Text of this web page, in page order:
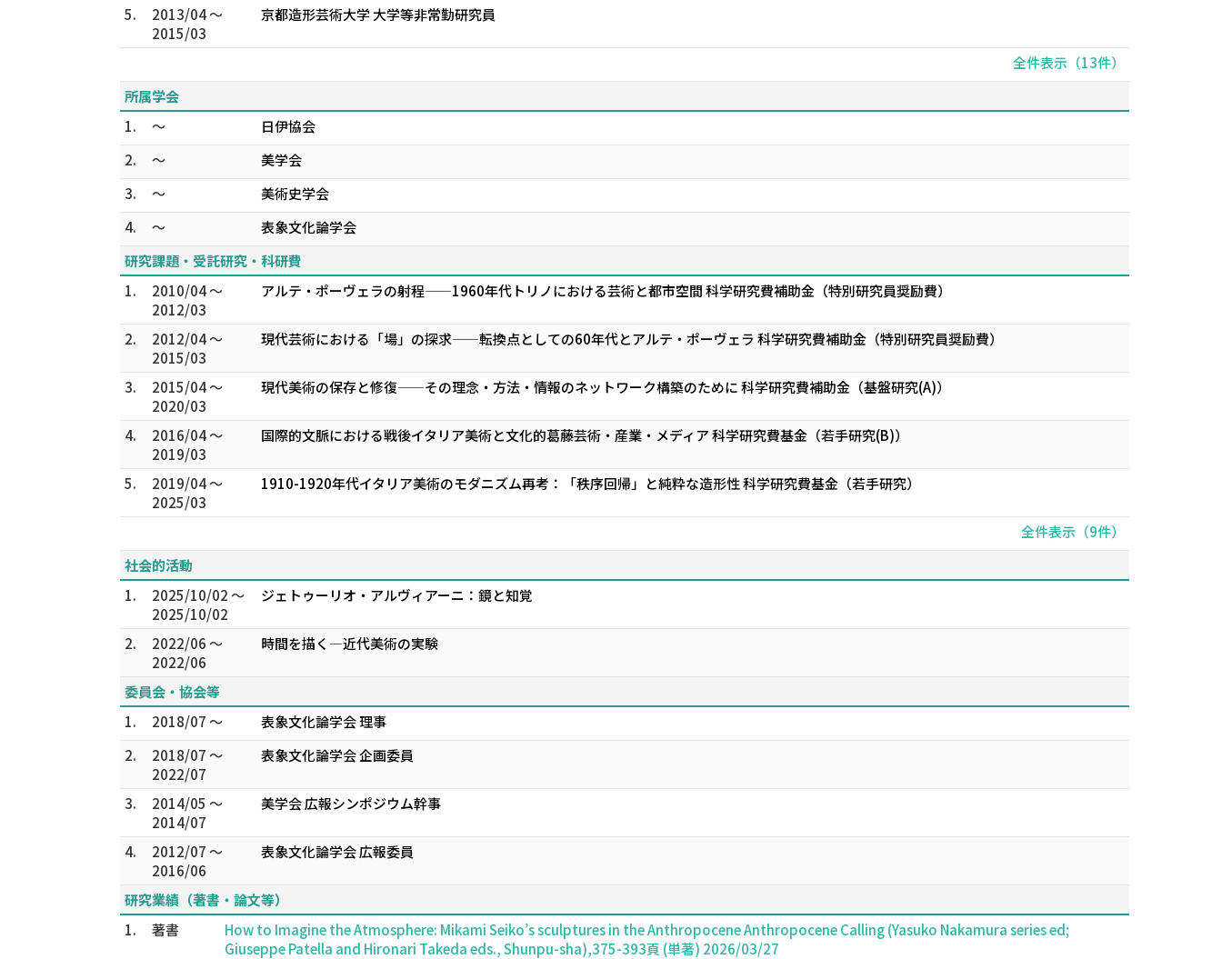
5.
2013/04 ～
2015/03
京都造形芸術大学 大学等非常勤研究員
全件表示（13件）
所属学会
1.
～
日伊協会
2.
～
美学会
3.
～
美術史学会
4.
～
表象文化論学会
研究課題・受託研究・科研費
1.
2010/04 ～
2012/03
アルテ・ポーヴェラの射程——1960年代トリノにおける芸術と都市空間 科学研究費補助金（特別研究員奨励費）
2.
2012/04 ～
2015/03
現代芸術における「場」の探求——転換点としての60年代とアルテ・ポーヴェラ 科学研究費補助金（特別研究員奨励費）
3.
2015/04 ～
2020/03
現代美術の保存と修復——その理念・方法・情報のネットワーク構築のために 科学研究費補助金（基盤研究(A)）
4.
2016/04 ～
2019/03
国際的文脈における戦後イタリア美術と文化的葛藤――芸術・産業・メディア 科学研究費基金（若手研究(B)）
5.
2019/04 ～
2025/03
1910-1920年代イタリア美術のモダニズム再考：「秩序回帰」と純粋な造形性 科学研究費基金（若手研究）
全件表示（9件）
社会的活動
1.
2025/10/02 ～
2025/10/02
ジェトゥーリオ・アルヴィアーニ：鏡と知覚
2.
2022/06 ～
2022/06
時間を描く―近代美術の実験
委員会・協会等
1.
2018/07 ～
表象文化論学会 理事
2.
2018/07 ～
2022/07
表象文化論学会 企画委員
3.
2014/05 ～
2014/07
美学会 広報シンポジウム幹事
4.
2012/07 ～
2016/06
表象文化論学会 広報委員
研究業績（著書・論文等）
1.
著書
How to Imagine the Atmosphere: Mikami Seiko’s sculptures in the Anthropocene Anthropocene Calling (Yasuko Nakamura series ed;
Giuseppe Patella and Hironari Takeda eds., Shunpu-sha),375-393頁 (単著) 2026/03/27